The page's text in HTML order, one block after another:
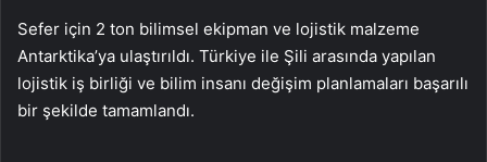
Sefer için 2 ton bilimsel ekipman ve lojistik malzeme
Antarktika’ya ulaştırıldı. Türkiye ile Şili arasında yapılan
lojistik iş birliği ve bilim insanı değişim planlamaları başarılı
bir şekilde tamamlandı.